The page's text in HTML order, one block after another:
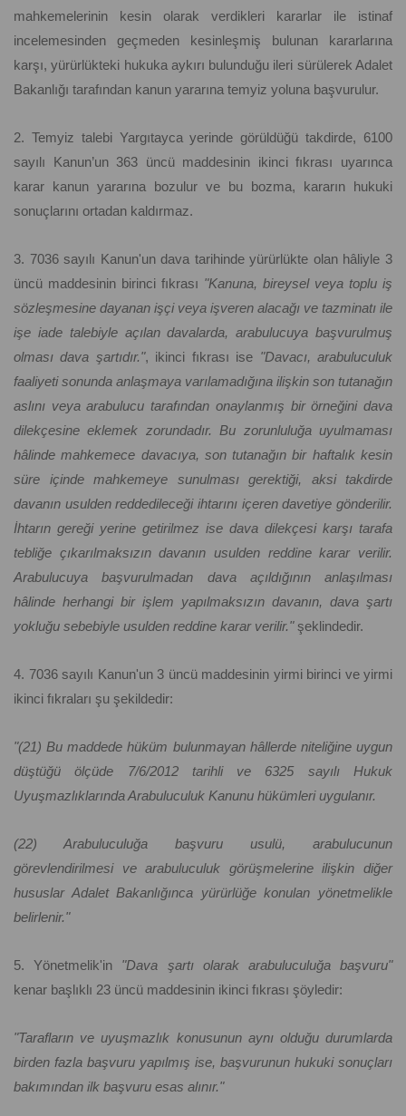
mahkemelerinin kesin olarak verdikleri kararlar ile istinaf
incelemesinden geçmeden kesinleşmiş bulunan kararlarına
karşı, yürürlükteki hukuka aykırı bulunduğu ileri sürülerek Adalet
Bakanlığı tarafından kanun yararına temyiz yoluna başvurulur.
2. Temyiz talebi Yargıtayca yerinde görüldüğü takdirde, 6100
sayılı Kanun’un 363 üncü maddesinin ikinci fıkrası uyarınca
karar kanun yararına bozulur ve bu bozma, kararın hukuki
sonuçlarını ortadan kaldırmaz.
3. 7036 sayılı Kanun'un dava tarihinde yürürlükte olan hâliyle 3
üncü maddesinin birinci fıkrası "Kanuna, bireysel veya toplu iş
sözleşmesine dayanan işçi veya işveren alacağı ve tazminatı ile
işe iade talebiyle açılan davalarda, arabulucuya başvurulmuş
olması dava şartıdır.", ikinci fıkrası ise "Davacı, arabuluculuk
faaliyeti sonunda anlaşmaya varılamadığına ilişkin son tutanağın
aslını veya arabulucu tarafından onaylanmış bir örneğini dava
dilekçesine eklemek zorundadır. Bu zorunluluğa uyulmaması
hâlinde mahkemece davacıya, son tutanağın bir haftalık kesin
süre içinde mahkemeye sunulması gerektiği, aksi takdirde
davanın usulden reddedileceği ihtarını içeren davetiye gönderilir.
İhtarın gereği yerine getirilmez ise dava dilekçesi karşı tarafa
tebliğe çıkarılmaksızın davanın usulden reddine karar verilir.
Arabulucuya başvurulmadan dava açıldığının anlaşılması
hâlinde herhangi bir işlem yapılmaksızın davanın, dava şartı
yokluğu sebebiyle usulden reddine karar verilir."şeklindedir.
4. 7036 sayılı Kanun'un 3 üncü maddesinin yirmi birinci ve yirmi
ikinci fıkraları şu şekildedir:
"(21) Bu maddede hüküm bulunmayan hâllerde niteliğine uygun
düştüğü ölçüde 7/6/2012 tarihli ve 6325 sayılı Hukuk
Uyuşmazlıklarında Arabuluculuk Kanunu hükümleri uygulanır.
(22) Arabuluculuğa başvuru usulü, arabulucunun
görevlendirilmesi ve arabuluculuk görüşmelerine ilişkin diğer
hususlar Adalet Bakanlığınca yürürlüğe konulan yönetmelikle
belirlenir."
5. Yönetmelik'in "Dava şartı olarak arabuluculuğa başvuru"
kenar başlıklı 23 üncü maddesinin ikinci fıkrası şöyledir:
"Tarafların ve uyuşmazlık konusunun aynı olduğu durumlarda
birden fazla başvuru yapılmış ise, başvurunun hukuki sonuçları
bakımından ilk başvuru esas alınır."